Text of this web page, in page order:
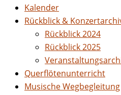
Kalender
Rückblick &
Rückblick 2024
Rückblick 2025
Querflötenunterricht
Musische Wegbegleitung